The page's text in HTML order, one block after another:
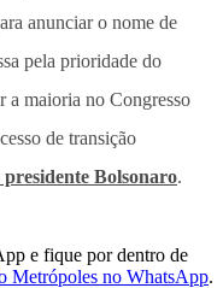
anunciar o nome de
pela prioridade do
a maioria no Congresso
de transição
Bolsonaro.
e fique por dentro de
Metrópoles no WhatsApp.